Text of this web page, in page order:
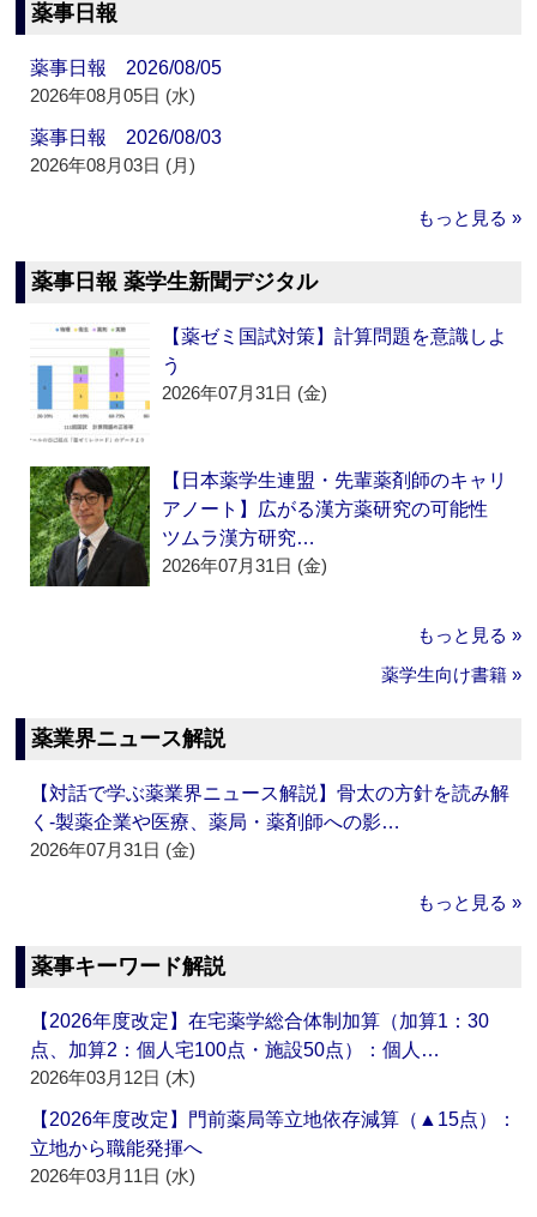
薬事日報
薬事日報 2026/08/05
2026年08月05日 (水)
薬事日報 2026/08/03
2026年08月03日 (月)
もっと見る »
薬事日報 薬学生新聞デジタル
【薬ゼミ国試対策】計算問題を意識しよ
う
2026年07月31日 (金)
【日本薬学生連盟・先輩薬剤師のキャリ
アノート】広がる漢方薬研究の可能性
ツムラ漢方研究…
2026年07月31日 (金)
もっと見る »
薬学生向け書籍 »
薬業界ニュース解説
【対話で学ぶ薬業界ニュース解説】骨太の方針を読み解
く‐製薬企業や医療、薬局・薬剤師への影…
2026年07月31日 (金)
もっと見る »
薬事キーワード解説
【2026年度改定】在宅薬学総合体制加算（加算1：30
点、加算2：個人宅100点・施設50点）：個人…
2026年03月12日 (木)
【2026年度改定】門前薬局等立地依存減算（▲15点）：
立地から職能発揮へ
2026年03月11日 (水)